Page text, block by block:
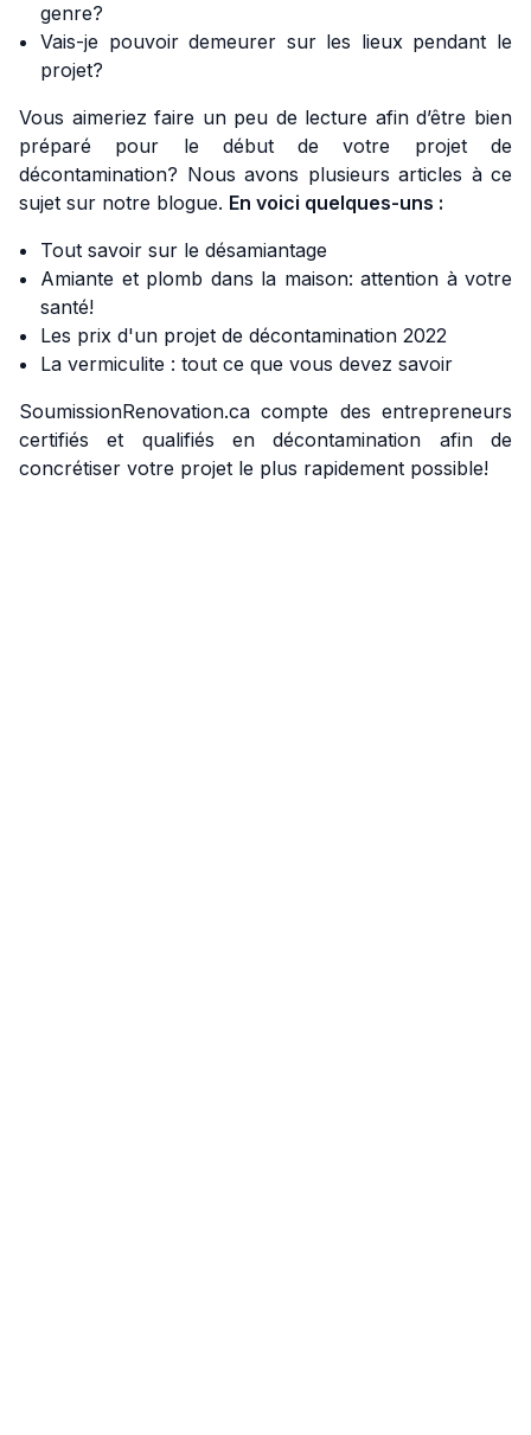
genre?
Vais-je pouvoir demeurer sur les lieux pendant le
projet?
Vous aimeriez faire un peu de lecture afin d’être bien
préparé pour le début de votre projet de
décontamination? Nous avons plusieurs articles à ce
sujet sur notre blogue. En voici quelques-uns :
Tout savoir sur le désamiantage
Amiante et plomb dans la maison: attention à votre
santé!
Les prix d'un projet de décontamination 2022
La vermiculite : tout ce que vous devez savoir
SoumissionRenovation.ca compte des entrepreneurs
certifiés et qualifiés en décontamination afin de
concrétiser votre projet le plus rapidement possible!